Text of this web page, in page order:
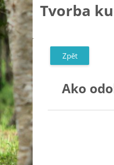
Tvorba
Zpět
Ako